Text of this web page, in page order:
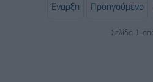
Έναρξη Προηγούμενο
Σελίδα 1